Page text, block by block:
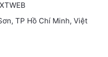
TP Hồ Chí Minh, Việt